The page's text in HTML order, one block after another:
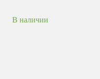
В наличии